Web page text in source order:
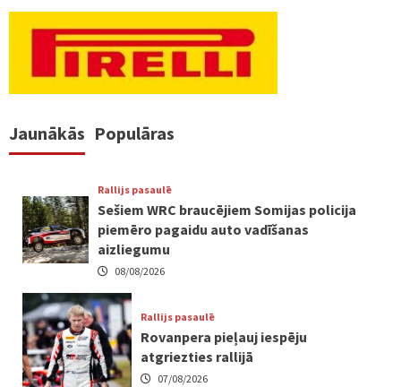
Jaunākās Populāras
Rallijs pasaulē
Sešiem WRC braucējiem Somijas policija
piemēro pagaidu auto vadīšanas
aizliegumu
08/08/2026
Rallijs pasaulē
Rovanpera pieļauj iespēju
atgriezties rallijā
07/08/2026